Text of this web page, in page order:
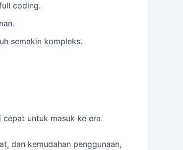
coding.
semakin kompleks.
untuk masuk ke era
dan kemudahan penggunaan,